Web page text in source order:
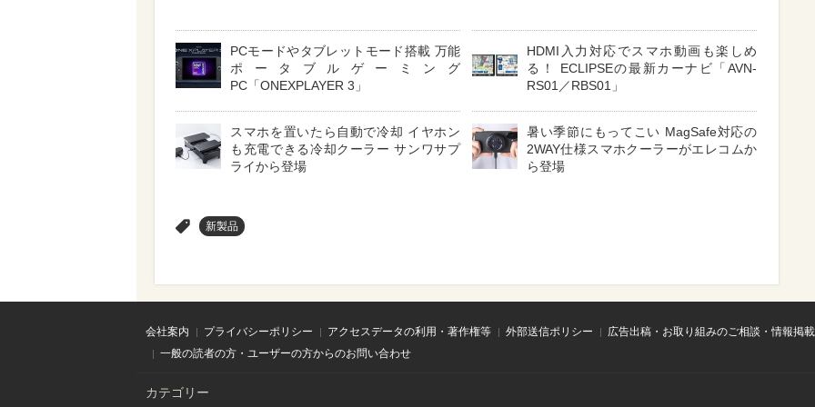
PCモードやタブレットモード搭載 万能
ポータブルゲーミング
PC「ONEXPLAYER 3」
HDMI入力対応でスマホ動画も楽しめ
る！ ECLIPSEの最新カーナビ「AVN-
RS01／RBS01」
スマホを置いたら自動で冷却 イヤホン
も充電できる冷却クーラー サンワサプ
ライから登場
暑い季節にもってこい MagSafe対応の
2WAY仕様スマホクーラーがエレコムか
ら登場
新製品
会社案内 プライバシーポリシー アクセスデータの利用・著作権等 外部送信ポリシー
広告出稿・お取り組みのご相談・情報掲
一般の読者の方・ユーザーの方からのお問い合わせ
カテゴリー